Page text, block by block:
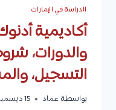
الدراسة في الإمارات
أكاديمية
والدورات،
التسجيل،
بواسطة عماد 15 ديسمبر، 2023